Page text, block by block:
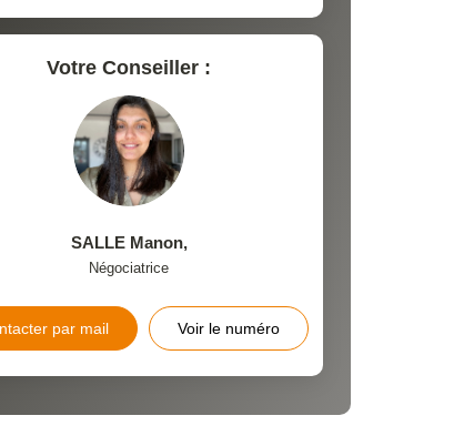
Votre Conseiller :
SALLE Manon,
Négociatrice
par mail Voir le numéro